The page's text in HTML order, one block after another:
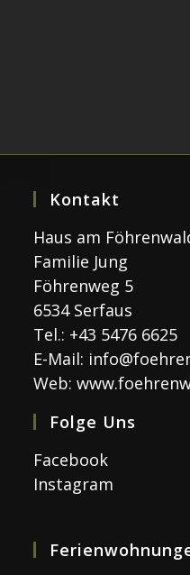
Kontakt
Haus am
Familie Jung
Föhrenweg 5
6534 Serfaus
Tel.: +43 5476 6625
E-Mail:
Web:
Folge Uns
Facebook
Instagram